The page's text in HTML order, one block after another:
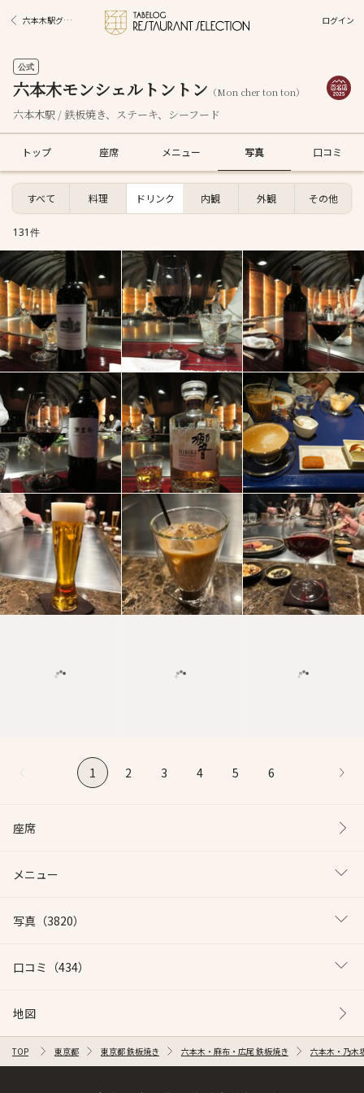
六本木駅グルメ ログイン
公式
六本木モンシェルトントン （Mon cher ton ton）
六本木駅 / 鉄板焼き、ステーキ、シーフード
トップ 座席 メニュー 写真 口コミ
すべて 料理 ドリンク 内観 外観 その他
131件
1 2 3 4 5 6
座席
メニュー
写真 （3820）
口コミ （434）
地図
TOP 東京都 東京都 鉄板焼き 六本木・麻布・広尾 鉄板焼き 六本木・乃木